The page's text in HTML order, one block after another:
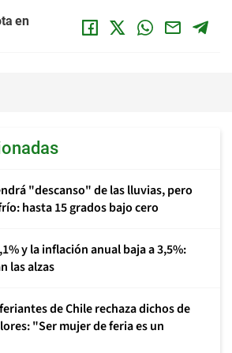
en
"descanso" de las lluvias, pero
hasta 15 grados bajo cero
y la inflación anual baja a 3,5%:
las alzas
de Chile rechaza dichos de
"Ser mujer de feria es un